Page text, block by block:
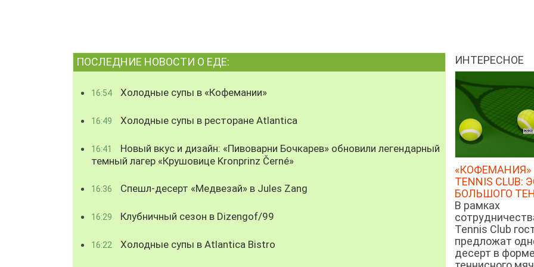
ПОСЛЕДНИЕ НОВОСТИ О ЕДЕ:
16:54 Холодные супы в «Кофемании»
16:49 Холодные супы в ресторане Atlantica
16:41
Новый вкус и дизайн: «Пивоварни Бочкарев» обновили легендарный
темный лагер «Крушовице Kronprinz Černé»
16:36 Спешл-десерт «Медвезай» в Jules Zang
16:29 Клубничный сезон в Dizengof/99
16:22 Холодные супы в Atlantica Bistro
ИНТЕРЕСНОЕ
«КОФЕМАНИЯ»
TENNIS CLUB:
БОЛЬШОГО
В рамках
Tennis Club
предложат
десерт в форме